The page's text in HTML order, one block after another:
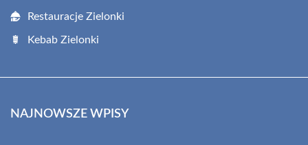
Restauracje Zielonki
Kebab Zielonki
NAJNOWSZE WPISY